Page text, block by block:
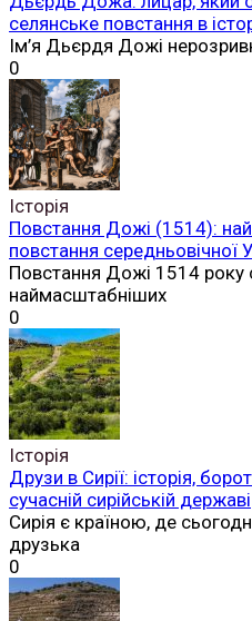
селянське повстання в
Ім’я Дьєрдя Дожі
0
Історія
Повстання Дожі (1514):
повстання середньовічної
Повстання Дожі 1514 року
наймасштабніших
0
Історія
Друзи в Сирії: історія,
сучасній сирійській державі
Сирія є країною, де
друзька
0